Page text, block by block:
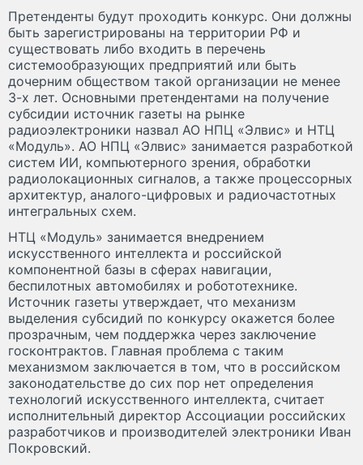
Претенденты будут проходить конкурс. Они должны
быть зарегистрированы на территории РФ и
существовать либо входить в перечень
системообразующих предприятий или быть
дочерним обществом такой организации не менее
3-х лет. Основными претендентами на получение
субсидии источник газеты на рынке
радиоэлектроники назвал АО НПЦ «Элвис» и НТЦ
«Модуль». АО НПЦ «Элвис» занимается разработкой
систем ИИ, компьютерного зрения, обработки
радиолокационных сигналов, а также процессорных
архитектур, аналого-цифровых и радиочастотных
интегральных схем.
НТЦ «Модуль» занимается внедрением
искусственного интеллекта и российской
компонентной базы в сферах навигации,
беспилотных автомобилях и робототехнике.
Источник газеты утверждает, что механизм
выделения субсидий по конкурсу окажется более
прозрачным, чем поддержка через заключение
госконтрактов. Главная проблема с таким
механизмом заключается в том, что в российском
законодательстве до сих пор нет определения
технологий искусственного интеллекта, считает
исполнительный директор Ассоциации российских
разработчиков и производителей электроники Иван
Покровский.